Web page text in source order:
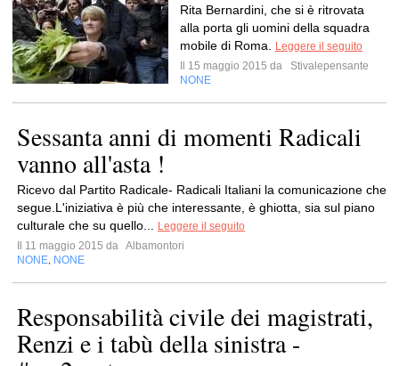
Rita Bernardini, che si è ritrovata
alla porta gli uomini della squadra
mobile di Roma.
Leggere il seguito
Il 15 maggio 2015 da
Stivalepensante
NONE
Sessanta anni di momenti Radicali
vanno all'asta !
Ricevo dal Partito Radicale- Radicali Italiani la comunicazione che
segue.L'iniziativa è più che interessante, è ghiotta, sia sul piano
culturale che su quello...
Leggere il seguito
Il 11 maggio 2015 da Albamontori
NONE NONE
Responsabilità civile dei magistrati,
Renzi e i tabù della sinistra -